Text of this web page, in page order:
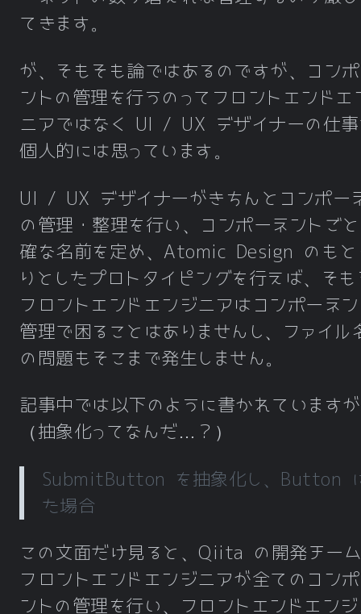
てきます。
が、そもそも論ではあるのですが、コン
ントの管理を行うのってフロントエンドエ
ニアではなく UI / UX デザイナーの仕
個人的には思っています。
UI / UX デザイナーがきちんとコンポー
の管理・整理を行い、コンポーネントご
確な名前を定め、Atomic Design のもと
りとしたプロトタイピングを行えば、そも
フロントエンドエンジニアはコンポーネ
管理で困ることはありませんし、ファイル
の問題もそこまで発生しません。
記事中では以下のように書かれています
（抽象化ってなんだ…？）
SubmitButton を抽象化し、Button
た場合
この文面だけ見ると、Qiita の開発チー
フロントエンドエンジニアが全てのコン
ントの管理を行い、フロントエンドエン